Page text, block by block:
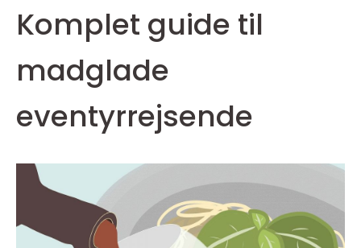
Komplet guide til
madglade
eventyrrejsende